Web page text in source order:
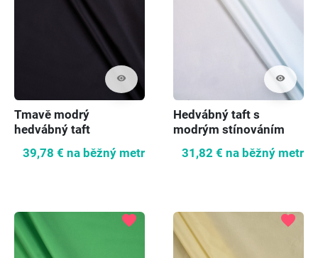
visibility
Tmavě modrý
hedvábný taft
39,78 € na běžný metr
visibility
Hedvábný taft s
modrým stínováním
31,82 € na běžný metr
favorite favorite